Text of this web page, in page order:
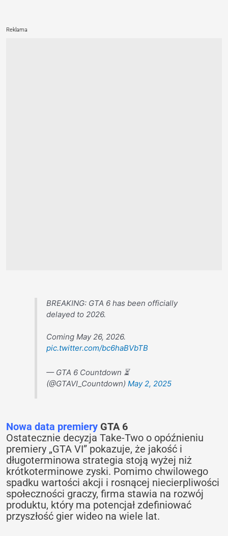
Reklama
BREAKING: GTA 6 has been officially
delayed to 2026.
Coming May 26, 2026.
pic.twitter.com/bc6haBVbTB
— GTA 6 Countdown ⏳
(@GTAVI_Countdown) May 2, 2025
Nowa data premiery GTA 6
Ostatecznie decyzja Take-Two o opóźnieniu
premiery „GTA VI” pokazuje, że jakość i
długoterminowa strategia stoją wyżej niż
krótkoterminowe zyski. Pomimo chwilowego
spadku wartości akcji i rosnącej niecierpliwości
społeczności graczy, firma stawia na rozwój
produktu, który ma potencjał zdefiniować
przyszłość gier wideo na wiele lat.